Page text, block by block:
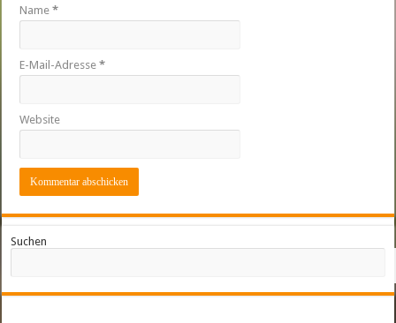
Name*
E-Mail-Adresse*
Website
Suchen